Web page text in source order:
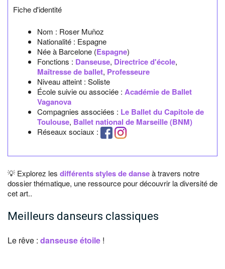
Fiche d'identité
Nom : Roser Muñoz
Nationalité : Espagne
Née à Barcelone (Espagne)
Fonctions : Danseuse, Directrice d'école,
Maîtresse de ballet, Professeure
Niveau atteint : Soliste
École suivie ou associée : Académie de Ballet
Vaganova
Compagnies associées : Le Ballet du Capitole de
Toulouse, Ballet national de Marseille (BNM)
Réseaux sociaux :
💡 Explorez les différents styles de danseà travers notre
dossier thématique, une ressource pour découvrir la diversité de
cet art..
Meilleurs danseurs classiques
Le rêve : danseuse étoile !